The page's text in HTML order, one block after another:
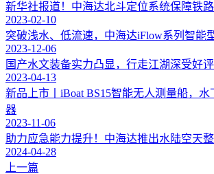
新华社报道！中海达北斗定位系统保障铁
2023-02-10
突破浅水、低流速，中海达iFlow系列智能
2023-12-06
国产水文装备实力凸显，行走江湖深受好评
2023-04-13
新品上市丨iBoat BS15智能无人测量船，水
器
2023-11-06
助力应急能力提升！中海达推出水陆空天
2024-04-28
上一篇